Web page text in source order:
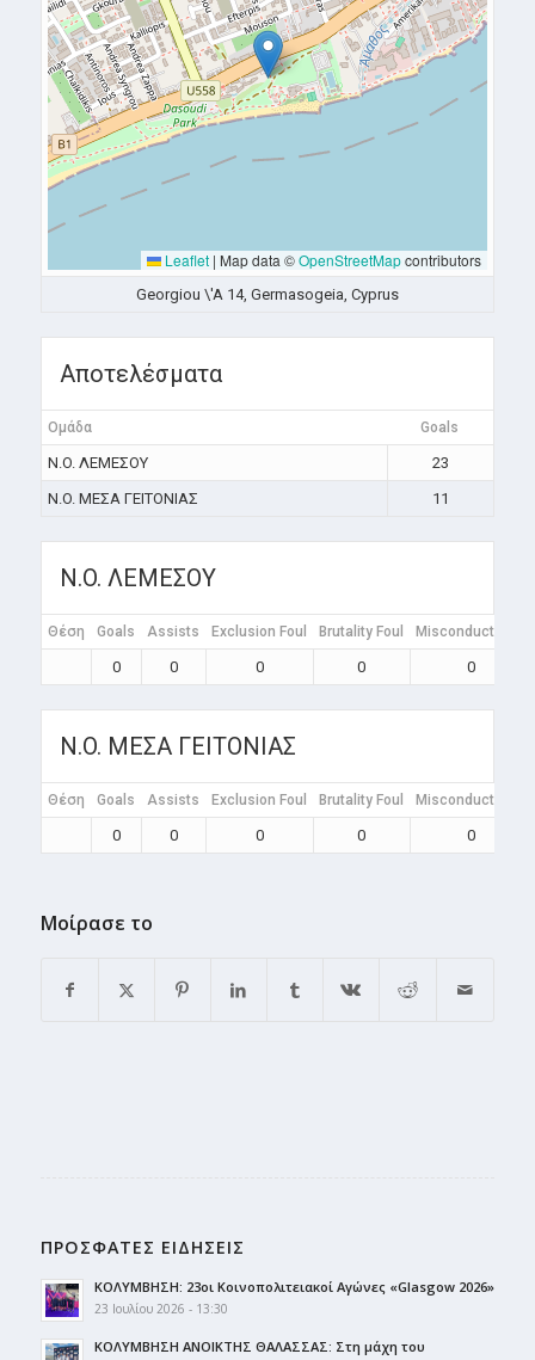
Leaflet | Map data ©OpenStreetMapcontributors
Georgiou \'A 14, Germasogeia, Cyprus
Αποτελέσματα
Ομάδα Goals
N.O. ΛΕΜΕΣΟΥ
23
N.O. ΜΕΣΑ ΓΕΙΤΟΝΙΑΣ
11
N.O. ΛΕΜΕΣΟΥ
Θέση Goals Assists Exclusion Foul Brutality Foul Misconduct Foul
0 0 0 0 0
N.O. ΜΕΣΑ ΓΕΙΤΟΝΙΑΣ
Θέση Goals Assists Exclusion Foul Brutality Foul Misconduct Foul
0 0 0 0 0
Μοίρασε το
ΠΡΟΣΦΑΤΕΣ ΕΙΔΗΣΕΙΣ
ΚΟΛΥΜΒΗΣΗ: 23οι Κοινοπολιτειακοί Αγώνες «Glasgow 2026»
23 Ιουλίου 2026 - 13:30
ΚΟΛΥΜΒΗΣΗ ΑΝΟΙΚΤΗΣ ΘΑΛΑΣΣΑΣ: Στη μάχη του